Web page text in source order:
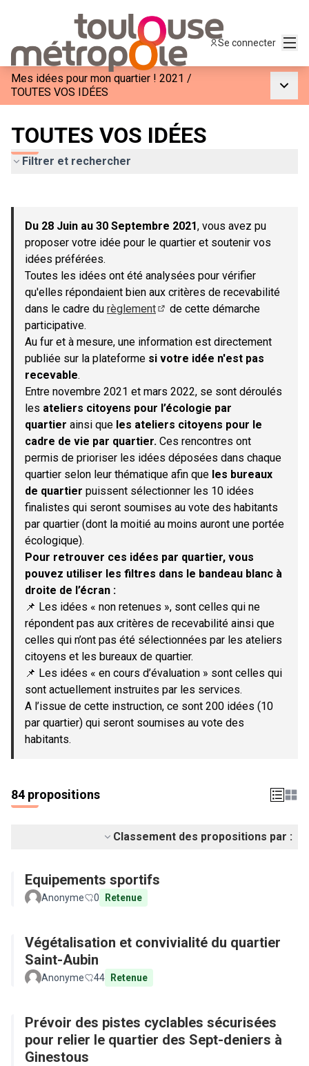
Se connecter
Mes idées pour mon quartier ! 2021 /
TOUTES VOS IDÉES
TOUTES VOS IDÉES
Filtrer et rechercher
−
Du 28 Juin au 30 Septembre 2021, vous avez pu
proposer votre idée pour le quartier et soutenir vos
idées préférées.
Toutes les idées ont été analysées pour vérifier
qu'elles répondaient bien aux critères de recevabilité
dans le cadre du règlement
de cette démarche
participative.
Au fur et à mesure, une information est directement
publiée sur la plateforme si votre idée n'est pas
recevable.
Entre novembre 2021 et mars 2022, se sont déroulés
les ateliers citoyens pour l’écologie par
quartier ainsi que les ateliers citoyens pour le
cadre de vie par quartier. Ces rencontres ont
permis de prioriser les idées déposées dans chaque
quartier selon leur thématique afin que les bureaux
de quartier puissent sélectionner les 10 idées
finalistes qui seront soumises au vote des habitants
par quartier (dont la moitié au moins auront une portée
écologique).
Pour retrouver ces idées par quartier, vous
pouvez utiliser les filtres dans le bandeau blanc à
droite de l’écran :
📌 Les idées « non retenues », sont celles qui ne
répondent pas aux critères de recevabilité ainsi que
celles qui n’ont pas été sélectionnées par les ateliers
citoyens et les bureaux de quartier.
📌 Les idées « en cours d’évaluation » sont celles qui
sont actuellement instruites par les services.
A l’issue de cette instruction, ce sont 200 idées (10
par quartier) qui seront soumises au vote des
habitants.
84 propositions
Classement des propositions par :
Equipements sportifs
Anonyme 0 Retenue
Végétalisation et convivialité du quartier
Saint-Aubin
Anonyme 44 Retenue
Prévoir des pistes cyclables sécurisées
pour relier le quartier des Sept-deniers à
Ginestous